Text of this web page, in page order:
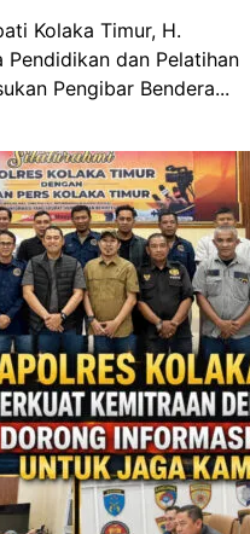
Kolaka Timur, H.
Pendidikan dan Pelatihan
Pengibar Bendera...